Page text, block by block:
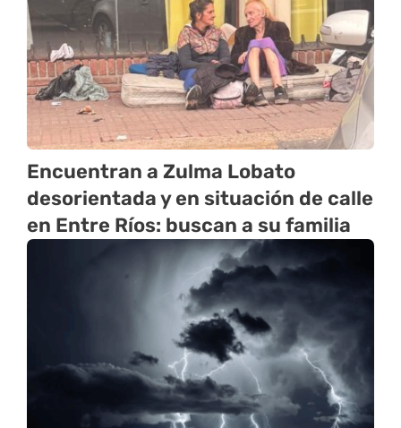
Encuentran a Zulma Lobato
desorientada y en situación de calle
en Entre Ríos: buscan a su familia